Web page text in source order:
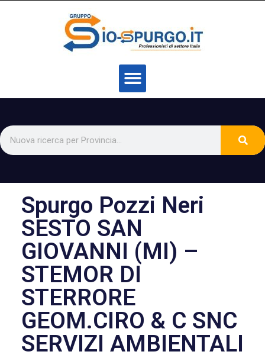
Spurgo Pozzi Neri
SESTO SAN
GIOVANNI (MI) –
STEMOR DI
STERRORE
GEOM.CIRO & C SNC
SERVIZI AMBIENTALI